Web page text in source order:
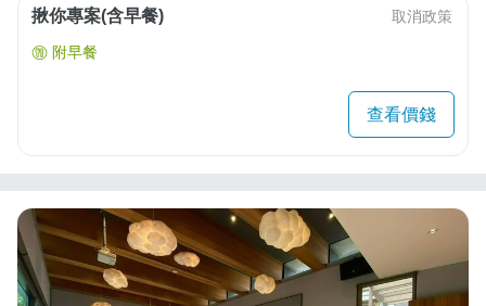
揪你專案(含早餐) 取消政策
附早餐
查看價錢